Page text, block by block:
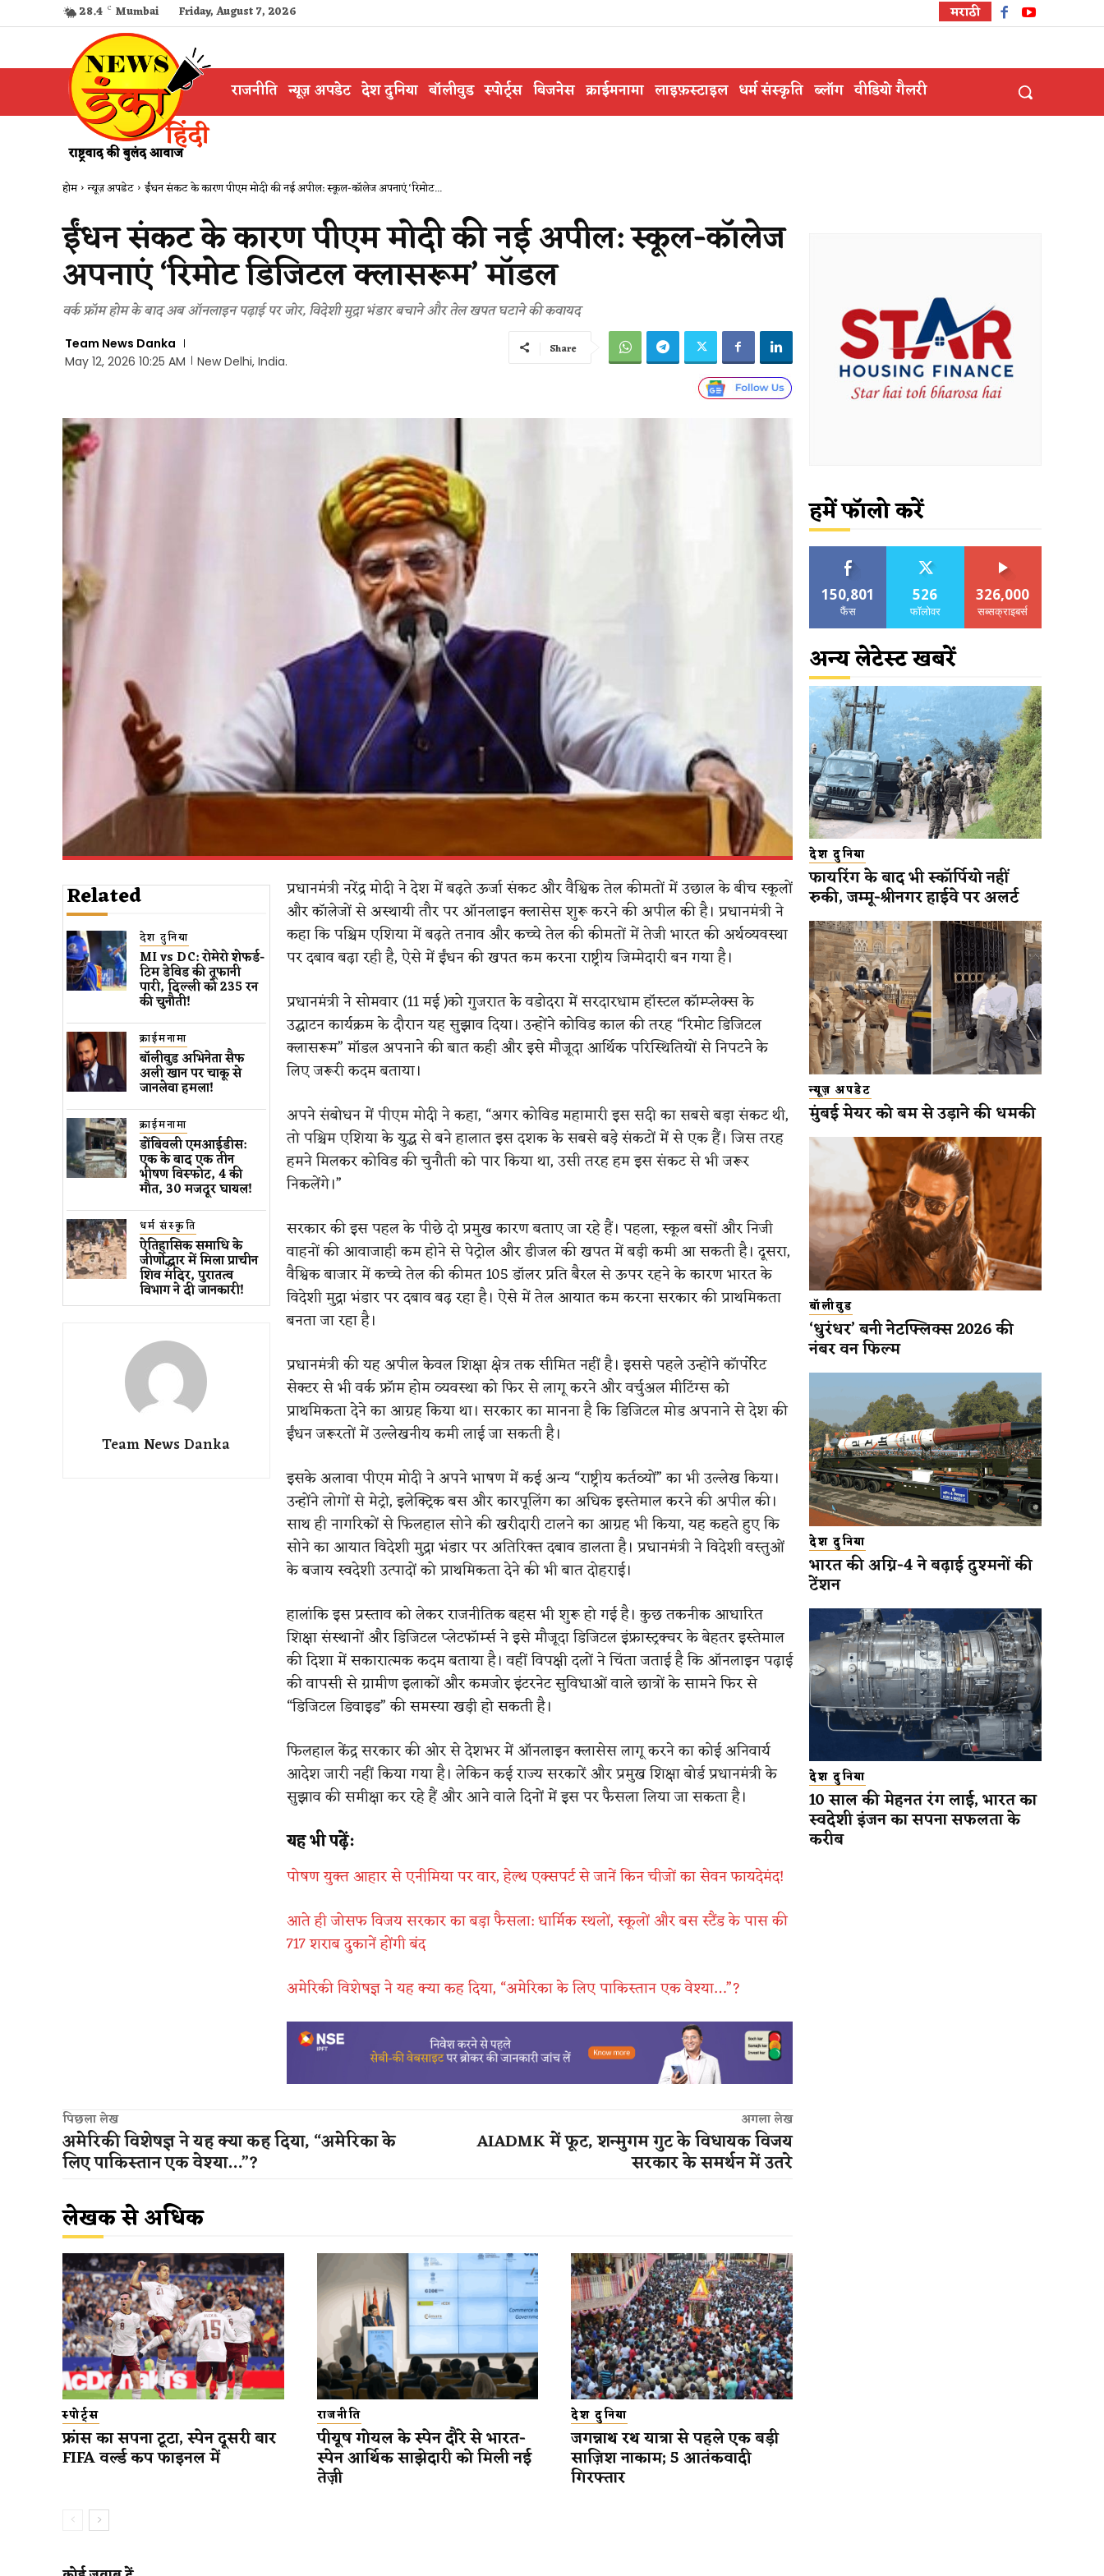
28.4 C Mumbai Friday, August 7, 2026 मराठी
राजनीति न्यूज़ अपडेट देश दुनिया बॉलीवुड स्पोर्ट्स बिजनेस क्राईमनामा लाइफ़स्टाइल धर्म संस्कृति ब्लॉग वीडियो गैलरी
होम न्यूज़ अपडेट ईंधन संकट के कारण पीएम मोदी की नई अपील: स्कूल-कॉलेज अपनाएं ‘रिमोट...
ईंधन संकट के कारण पीएम मोदी की नई अपील: स्कूल-कॉलेज
अपनाएं ‘रिमोट डिजिटल क्लासरूम’ मॉडल
वर्क फ्रॉम होम के बाद अब ऑनलाइन पढ़ाई पर जोर, विदेशी मुद्रा भंडार बचाने और तेल खपत घटाने की कवायद
Team News Danka
May 12, 2026 10:25 AM
New Delhi, India.
Share
Related
देश दुनिया
MI vs DC: रोमेरो शेफर्ड-
टिम डेविड की तूफानी
पारी, दिल्ली को 235 रन
की चुनौती!
क्राईमनामा
बॉलीवुड​ अभिनेता सैफ
अली खान पर चाकू से ​
जानलेवा हमला​!
क्राईमनामा
डोंबिवली एमआईडीस:
एक के बाद एक तीन
भीषण विस्फोट, 4 की
मौत, 30 मजदूर घायल!
धर्म संस्कृति
ऐतिहासिक समाधि के
जीर्णोद्धार में मिला प्राचीन
शिव मंदिर, पुरातत्व
विभाग ने दी जानकारी!
Team News Danka
प्रधानमंत्री नरेंद्र मोदी ने देश में बढ़ते ऊर्जा संकट और वैश्विक तेल कीमतों में उछाल के बीच स्कूलों
और कॉलेजों से अस्थायी तौर पर ऑनलाइन क्लासेस शुरू करने की अपील की है। प्रधानमंत्री ने
कहा कि पश्चिम एशिया में बढ़ते तनाव और कच्चे तेल की कीमतों में तेजी भारत की अर्थव्यवस्था
पर दबाव बढ़ा रही है, ऐसे में ईंधन की खपत कम करना राष्ट्रीय जिम्मेदारी बन गया है।
प्रधानमंत्री ने सोमवार (11 मई )को गुजरात के वडोदरा में सरदारधाम हॉस्टल कॉम्प्लेक्स के
उद्घाटन कार्यक्रम के दौरान यह सुझाव दिया। उन्होंने कोविड काल की तरह “रिमोट डिजिटल
क्लासरूम” मॉडल अपनाने की बात कही और इसे मौजूदा आर्थिक परिस्थितियों से निपटने के
लिए जरूरी कदम बताया।
अपने संबोधन में पीएम मोदी ने कहा, “अगर कोविड महामारी इस सदी का सबसे बड़ा संकट थी,
तो पश्चिम एशिया के युद्ध से बने हालात इस दशक के सबसे बड़े संकटों में से एक हैं। जिस तरह
हमने मिलकर कोविड की चुनौती को पार किया था, उसी तरह हम इस संकट से भी जरूर
निकलेंगे।”
सरकार की इस पहल के पीछे दो प्रमुख कारण बताए जा रहे हैं। पहला, स्कूल बसों और निजी
वाहनों की आवाजाही कम होने से पेट्रोल और डीजल की खपत में बड़ी कमी आ सकती है। दूसरा,
वैश्विक बाजार में कच्चे तेल की कीमत 105 डॉलर प्रति बैरल से ऊपर रहने के कारण भारत के
विदेशी मुद्रा भंडार पर दबाव बढ़ रहा है। ऐसे में तेल आयात कम करना सरकार की प्राथमिकता
बनता जा रहा है।
प्रधानमंत्री की यह अपील केवल शिक्षा क्षेत्र तक सीमित नहीं है। इससे पहले उन्होंने कॉर्पोरेट
सेक्टर से भी वर्क फ्रॉम होम व्यवस्था को फिर से लागू करने और वर्चुअल मीटिंग्स को
प्राथमिकता देने का आग्रह किया था। सरकार का मानना है कि डिजिटल मोड अपनाने से देश की
ईंधन जरूरतों में उल्लेखनीय कमी लाई जा सकती है।
इसके अलावा पीएम मोदी ने अपने भाषण में कई अन्य “राष्ट्रीय कर्तव्यों” का भी उल्लेख किया।
उन्होंने लोगों से मेट्रो, इलेक्ट्रिक बस और कारपूलिंग का अधिक इस्तेमाल करने की अपील की।
साथ ही नागरिकों से फिलहाल सोने की खरीदारी टालने का आग्रह भी किया, यह कहते हुए कि
सोने का आयात विदेशी मुद्रा भंडार पर अतिरिक्त दबाव डालता है। प्रधानमंत्री ने विदेशी वस्तुओं
के बजाय स्वदेशी उत्पादों को प्राथमिकता देने की भी बात दोहराई।
हालांकि इस प्रस्ताव को लेकर राजनीतिक बहस भी शुरू हो गई है। कुछ तकनीक आधारित
शिक्षा संस्थानों और डिजिटल प्लेटफॉर्म्स ने इसे मौजूदा डिजिटल इंफ्रास्ट्रक्चर के बेहतर इस्तेमाल
की दिशा में सकारात्मक कदम बताया है। वहीं विपक्षी दलों ने चिंता जताई है कि ऑनलाइन पढ़ाई
की वापसी से ग्रामीण इलाकों और कमजोर इंटरनेट सुविधाओं वाले छात्रों के सामने फिर से
“डिजिटल डिवाइड” की समस्या खड़ी हो सकती है।
फिलहाल केंद्र सरकार की ओर से देशभर में ऑनलाइन क्लासेस लागू करने का कोई अनिवार्य
आदेश जारी नहीं किया गया है। लेकिन कई राज्य सरकारें और प्रमुख शिक्षा बोर्ड प्रधानमंत्री के
सुझाव की समीक्षा कर रहे हैं और आने वाले दिनों में इस पर फैसला लिया जा सकता है।
यह भी पढ़ें:
पोषण युक्त आहार से एनीमिया पर वार, हेल्थ एक्सपर्ट से जानें किन चीजों का सेवन फायदेमंद!
आते ही जोसफ विजय सरकार का बड़ा फैसला: धार्मिक स्थलों, स्कूलों और बस स्टैंड के पास की
717 शराब दुकानें होंगी बंद
अमेरिकी विशेषज्ञ ने यह क्या कह दिया, “अमेरिका के लिए पाकिस्तान एक वेश्या…”?
पिछला लेख
अमेरिकी विशेषज्ञ ने यह क्या कह दिया, “अमेरिका के
लिए पाकिस्तान एक वेश्या…”?
अगला लेख
AIADMK में फूट, शन्मुगम गुट के विधायक विजय
सरकार के समर्थन में उतरे
लेखक से अधिक
स्पोर्ट्स
फ्रांस का सपना टूटा, स्पेन दूसरी बार
FIFA वर्ल्ड कप फाइनल में
राजनीति
पीयूष गोयल के स्पेन दौरे से भारत-
स्पेन आर्थिक साझेदारी को मिली नई
तेज़ी
देश दुनिया
जगन्नाथ रथ यात्रा से पहले एक बड़ी
साज़िश नाकाम; 5 आतंकवादी
गिरफ्तार
हमें फॉलो करें
150,801
फैंस
526
फॉलोवर
326,000
सब्सक्राइबर्स
अन्य लेटेस्ट खबरें
देश दुनिया
फायरिंग के बाद भी स्कॉर्पियो नहीं
रुकी, जम्मू-श्रीनगर हाईवे पर अलर्ट
न्यूज़ अपडेट
मुंबई मेयर को बम से उड़ाने की धमकी
बॉलीवुड
‘धुरंधर’ बनी नेटफ्लिक्स 2026 की
नंबर वन फिल्म
देश दुनिया
भारत की अग्नि-4 ने बढ़ाई दुश्मनों की
टेंशन
देश दुनिया
10 साल की मेहनत रंग लाई, भारत का
स्वदेशी इंजन का सपना सफलता के
करीब